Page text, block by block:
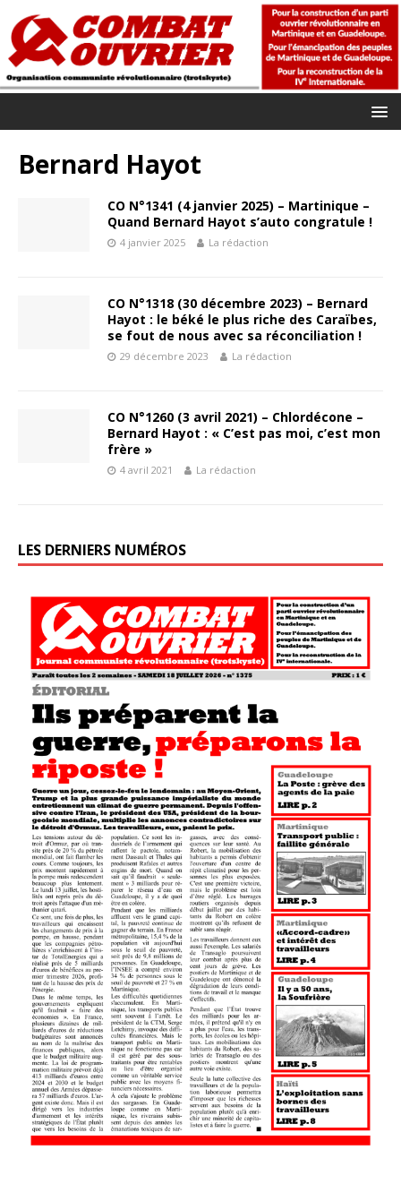
Bernard Hayot
CO N°1341 (4 janvier 2025) – Martinique –
Quand Bernard Hayot s’auto congratule !
4 janvier 2025 La rédaction
CO N°1318 (30 décembre 2023) – Bernard
Hayot : le béké le plus riche des Caraïbes,
se fout de nous avec sa réconciliation !
29 décembre 2023 La rédaction
CO N°1260 (3 avril 2021) – Chlordécone –
Bernard Hayot : « C’est pas moi, c’est mon
frère »
4 avril 2021 La rédaction
LES DERNIERS NUMÉROS